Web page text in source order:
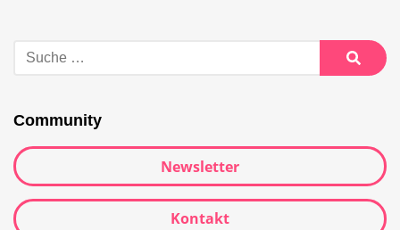
Community
Newsletter
Kontakt